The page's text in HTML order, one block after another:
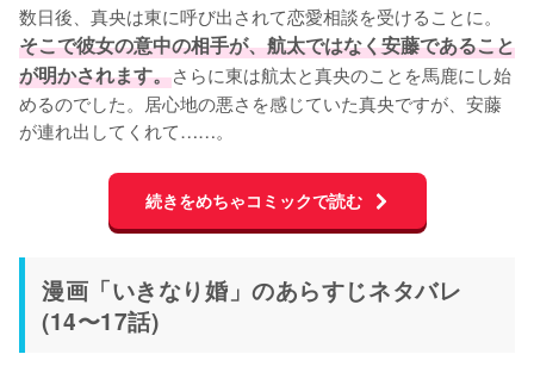
数日後、真央は東に呼び出されて恋愛相談を受けることに。
そこで彼女の意中の相手が、航太ではなく安藤であること
が明かされます。さらに東は航太と真央のことを馬鹿にし始
めるのでした。居心地の悪さを感じていた真央ですが、安藤
が連れ出してくれて……。
続きをめちゃコミックで読む
漫画「いきなり婚」のあらすじネタバレ
(14〜17話)